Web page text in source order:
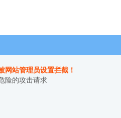
网站管理员设置拦截！
险的攻击请求